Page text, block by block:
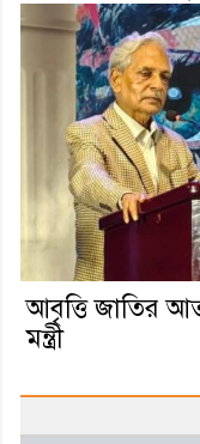
আবৃত্তি জাতির
মন্ত্রী